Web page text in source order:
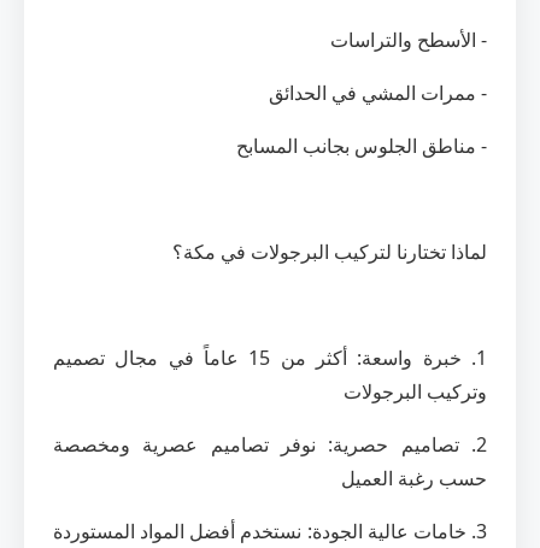
- الأسطح والتراسات
- ممرات المشي في الحدائق
- مناطق الجلوس بجانب المسابح
لماذا تختارنا لتركيب البرجولات في مكة؟
1. خبرة واسعة: أكثر من 15 عاماً في مجال تصميم
وتركيب البرجولات
2. تصاميم حصرية: نوفر تصاميم عصرية ومخصصة
حسب رغبة العميل
3. خامات عالية الجودة: نستخدم أفضل المواد المستوردة